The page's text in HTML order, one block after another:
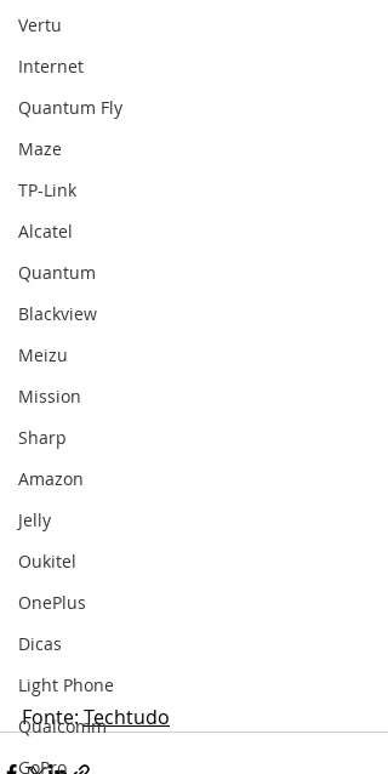
Vertu
Internet
Quantum Fly
Maze
TP-Link
Alcatel
Quantum
Blackview
Meizu
Mission
Sharp
Amazon
Jelly
Oukitel
OnePlus
Dicas
Light Phone
Qualcomm
GoPro
Fonte: Techtudo